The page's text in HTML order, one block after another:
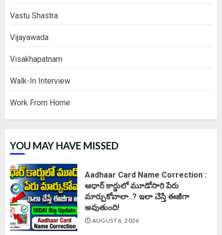
Vastu Shastra
Vijayawada
Visakhapatnam
Walk-In Interview
Work From Home
YOU MAY HAVE MISSED
Aadhaar Card Name Correction :
ఆధార్ కార్డులో మూడోసారి పేరు
మార్చుకోవాలా..? ఇలా చేస్తే ఈజీగా
అవుతుంది!
AUGUST 6, 2026